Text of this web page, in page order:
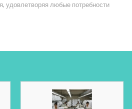
удовлетворяя любые потребности